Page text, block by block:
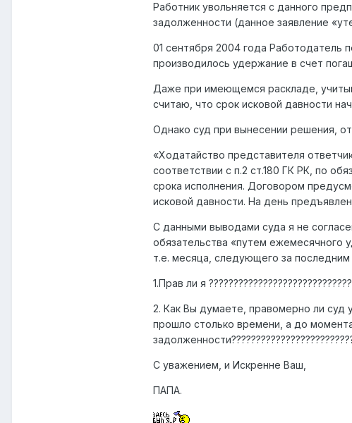
Работник увольняется с данного
задолженности (данное заявление
01 сентября 2004 года Работодатель
производилось удержание в счет
Даже при имеющемся раскладе,
считаю, что срок исковой давности
Однако суд при вынесении решения,
«Ходатайство представителя
соответствии с п.2 ст.180 ГК РК, по
срока исполнения. Договором
исковой давности. На день
С данными выводами суда я не
обязательства «путем ежемесячного
т.е. месяца, следующего за
1.Прав ли я
2. Как Вы думаете, правомерно ли суд
прошло столько времени, а до
С уважением, и Искренне Ваш,
ПАПА.